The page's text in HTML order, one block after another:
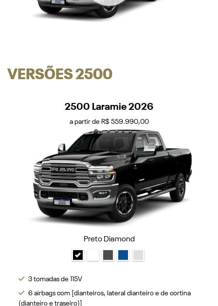
VERSÕES 2500
2500 Laramie 2026
a partir de R$ 559.990,00
Preto Diamond
3 tomadas de 115V
6 airbags com [dianteiros, lateral dianteiro e de cortina
(dianteiro e traseiro)]